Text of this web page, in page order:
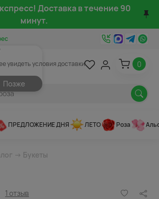
Доставка в течение 90
минут.
увидеть условия доставки
Позже
0
ПРЕДЛОЖЕНИЕ ДНЯ ЛЕТО Роза
→ Букеты
1 отзыв